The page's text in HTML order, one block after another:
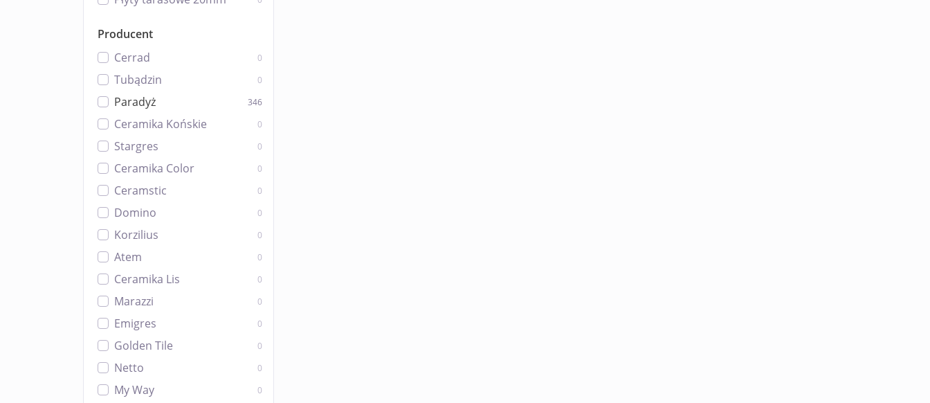
Producent
Cerrad
0
Tubądzin 0
Paradyż 346
Ceramika Końskie 0
Stargres 0
Ceramika Color 0
Ceramstic 0
Domino 0
Korzilius 0
Atem 0
Ceramika Lis 0
Marazzi 0
Emigres 0
Golden Tile 0
Netto 0
My Way 0